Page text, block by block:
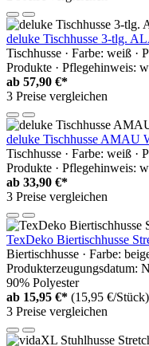
deluke Tischhusse 3-tlg.
Tischhusse · Farbe: weiß ·
Produkte · Pflegehinweis:
ab 57,90 €*
3 Preise vergleichen
deluke Tischhusse AMAU
Tischhusse · Farbe: weiß ·
Produkte · Pflegehinweis:
ab 33,90 €*
3 Preise vergleichen
TexDeko Biertischhusse
Biertischhusse · Farbe:
Produkterzeugungsdatum:
90% Polyester
ab 15,95 €* (15,95 €/Stück)
3 Preise vergleichen